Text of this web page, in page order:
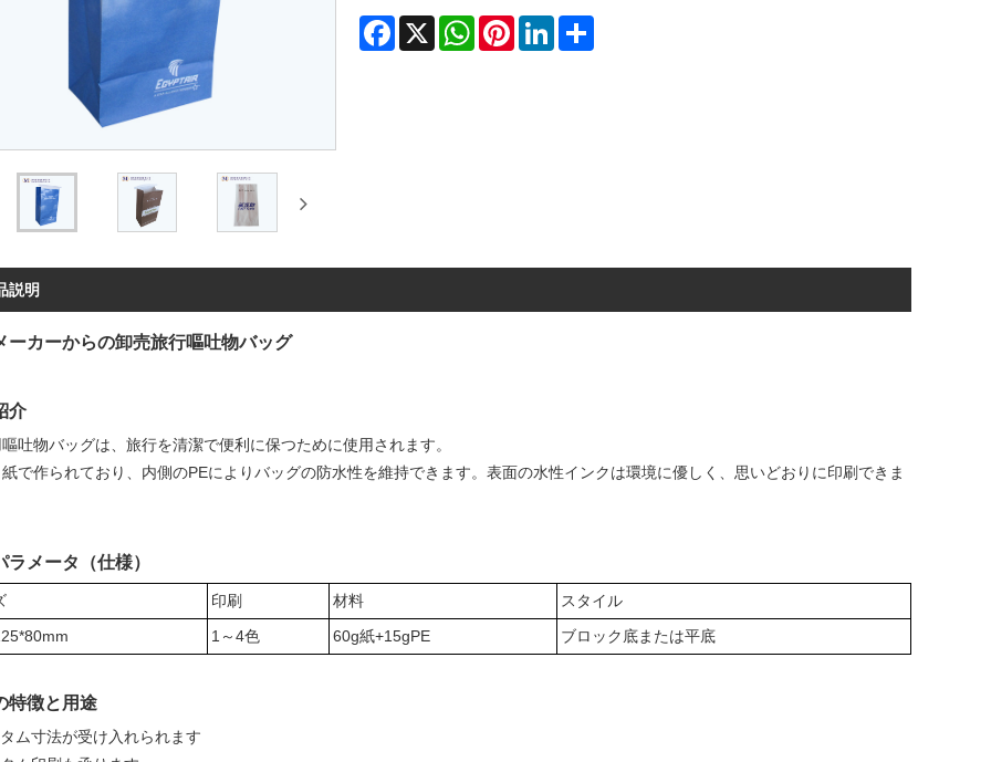
Facebook
X WhatsAppPinterestLinkedInShare
説明
ーカーからの卸売旅行嘔吐物バッグ
介
吐物バッグは、旅行を清潔で便利に保つために使用されます。
で作られており、内側のPEによりバッグの防水性を維持できます。表面の水性インクは環境に優しく、思いどおりに印刷できま
ラメータ（仕様）
印刷 材料
スタイル
1～4色 60g紙+15gPE ブロック底または平底
特徴と用途
ム寸法が受け入れられます